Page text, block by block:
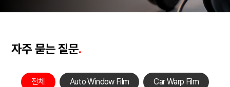
자주 묻는 질문.
전체 Auto Window Film Car Warp Film